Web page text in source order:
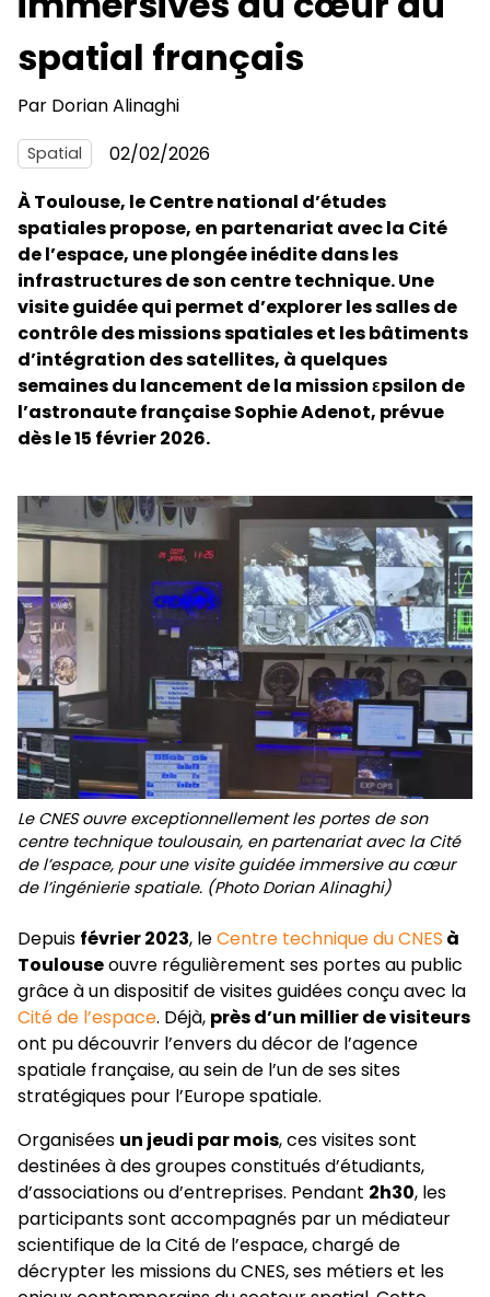
spatial français
Par Dorian Alinaghi
Spatial
02/02/2026
À Toulouse, le Centre national d’études
spatiales propose, en partenariat avec la Cité
de l’espace, une plongée inédite dans les
infrastructures de son centre technique. Une
visite guidée qui permet d’explorer les salles de
contrôle des missions spatiales et les bâtiments
d’intégration des satellites, à quelques
semaines du lancement de la mission εpsilon de
l’astronaute française Sophie Adenot, prévue
dès le 15 février 2026.
Le CNES ouvre exceptionnellement les portes de son
centre technique toulousain, en partenariat avec la Cité
de l’espace, pour une visite guidée immersive au cœur
de l’ingénierie spatiale. (Photo Dorian Alinaghi)
Depuis février 2023, leCentre technique du CNES à
Toulouseouvre régulièrement ses portes au public
grâce à un dispositif de visites guidées conçu avec la
Cité de l’espace. Déjà, près d’un millier de visiteurs
ont pu découvrir l’envers du décor de l’agence
spatiale française, au sein de l’un de ses sites
stratégiques pour l’Europe spatiale.
Organisées un jeudi par mois, ces visites sont
destinées à des groupes constitués d’étudiants,
d’associations ou d’entreprises. Pendant 2h30, les
participants sont accompagnés par un médiateur
scientifique de la Cité de l’espace, chargé de
décrypter les missions du CNES, ses métiers et les